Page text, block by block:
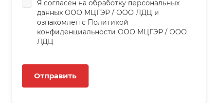
Я согласен на обработку персональных
данных ООО МЦГЭР / ООО ЛДЦ и
ознакомлен с Политикой
конфиденциальности ООО МЦГЭР / ООО
ЛДЦ